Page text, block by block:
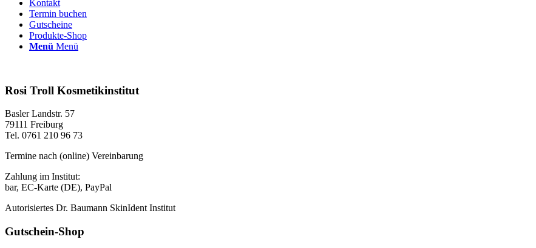
Kontakt
Termin buchen
Gutscheine
Produkte-Shop
Menü Menü
Rosi Troll Kosmetikinstitut
Basler Landstr. 57
79111 Freiburg
Tel. 0761 210 96 73
Termine nach (online) Vereinbarung
Zahlung im Institut:
bar, EC-Karte (DE), PayPal
Autorisiertes Dr. Baumann SkinIdent Institut
Gutschein-Shop